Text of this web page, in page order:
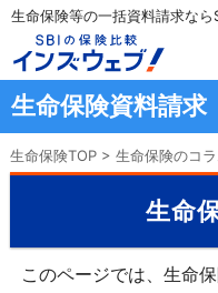
生命保険等の一括資料請求な
生命保険資料請求
生命保険TOP> 生命保険のコ
生命
このページでは、生命